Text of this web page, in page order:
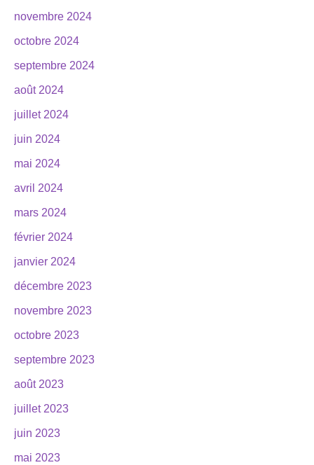
novembre 2024
octobre 2024
septembre 2024
août 2024
juillet 2024
juin 2024
mai 2024
avril 2024
mars 2024
février 2024
janvier 2024
décembre 2023
novembre 2023
octobre 2023
septembre 2023
août 2023
juillet 2023
juin 2023
mai 2023